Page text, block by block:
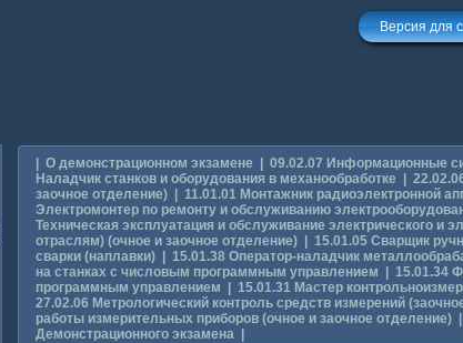
Версия для
О демонстрационном экзамене 09.02.07 Информационные
Наладчик станков и оборудования в механообработке
заочное отделение)| 11.01.01 Монтажник радиоэлектронной
Электромонтер по ремонту и обслуживанию
Техническая эксплуатация и обслуживание электрического и
отраслям) (очное и заочное отделение)| 15.01.05 Сварщик
сварки (наплавки)| 15.01.38 Оператор-наладчик
на станках с числовым программным управлением
15.01.34
программным управлением
15.01.31 Мастер
27.02.06 Метрологический контроль средств измерений
работы измерительных приборов (очное и заочное отделение)|
Демонстрационного экзамена|